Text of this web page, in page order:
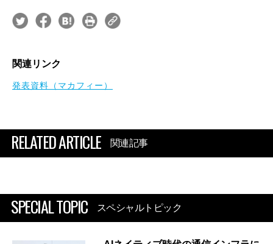
関連リンク
発表資料（マカフィー）
RELATED ARTICLE 関連記事
SPECIAL TOPIC スペシャルトピック